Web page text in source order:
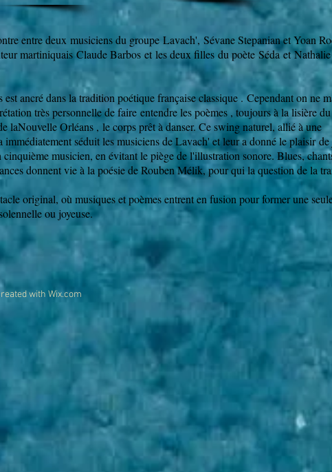
entre deux musiciens du groupe Lavach', Sévane Stepanian et Yoan
martiniquais Claude Barbos et les deux filles du poète Séda et
ancré dans la tradition poétique française classique . Cependant on ne
très personnelle de faire entendre les poèmes , toujours à la lisière
laNouvelle Orléans , le corps prêt à danser. Ce swing naturel, allié à une
séduit les musiciens de Lavach' et leur a donné le plaisir
cinquième musicien, en évitant le piège de l'illustration sonore. Blues,
donnent vie à la poésie de Rouben Mélik, pour qui la question de la
original, où musiques et poèmes entrent en fusion pour former une
ou joyeuse.
with Wix.com